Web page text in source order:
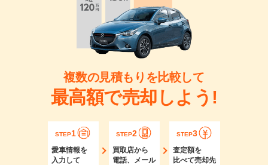
複数の見積もりを比較して
最高額で売却しよう!
STEP1
愛車情報を
入力して
STEP2
買取店から
電話、メール
STEP3
査定額を
比べて売却先